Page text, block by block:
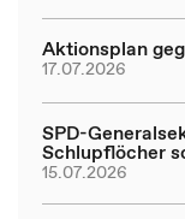
Aktionsplan
17.07.2026
SPD-
Schlupflöcher
15.07.2026